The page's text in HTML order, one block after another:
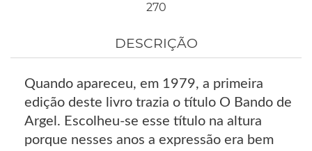
270
DESCRIÇÃO
Quando apareceu, em 1979, a primeira
edição deste livro trazia o título O Bando de
Argel. Escolheu-se esse título na altura
porque nesses anos a expressão era bem